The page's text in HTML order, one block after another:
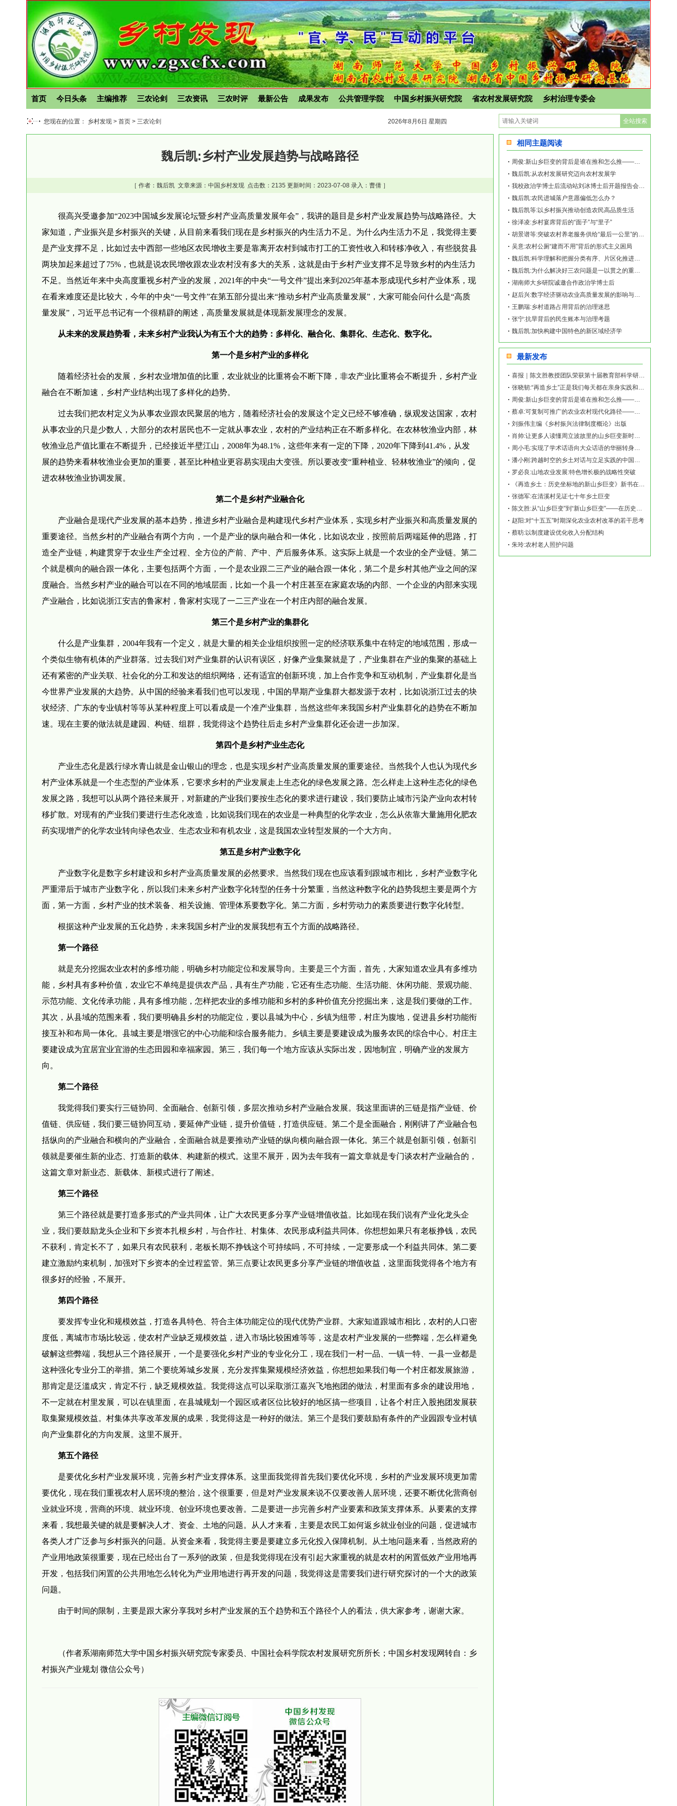
首页 今日头条 主编推荐 三农论剑 三农资讯 三农时评 最新公告 成果发布 公共管理学院 中国乡村振兴研究院 省农村发展研究院 乡村治理专委会
您现在的位置： 乡村发现 > 首页 > 三农论剑 2026年8月6日 星期四
魏后凯:乡村产业发展趋势与战略路径
［ 作者： 魏后凯 文章来源：中国乡村发现 点击数： 2135 更新时间：2023-07-08 录入：曹倩 ］
很高兴受邀参加“2023中国城乡发展论坛暨乡村产业高质量发展年会”，我讲的题目是乡村产业发展趋势与战略路径。大
家知道，产业振兴是乡村振兴的关键，从目前来看我们现在是乡村振兴的内生活力不足。为什么内生活力不足，我觉得主要
是产业支撑不足，比如过去中西部一些地区农民增收主要是靠离开农村到城市打工的工资性收入和转移净收入，有些脱贫县
两块加起来超过了75%，也就是说农民增收跟农业农村没有多大的关系，这就是由于乡村产业支撑不足导致乡村的内生活力
不足。当然近年来中央高度重视乡村产业的发展，2021年的中央“一号文件”提出来到2025年基本形成现代乡村产业体系，现
在看来难度还是比较大，今年的中央“一号文件”在第五部分提出来“推动乡村产业高质量发展”，大家可能会问什么是“高质
量发展”，习近平总书记有一个很精辟的阐述，高质量发展就是体现新发展理念的发展。
从未来的发展趋势看，未来乡村产业我认为有五个大的趋势：多样化、融合化、集群化、生态化、数字化。
第一个是乡村产业的多样化
随着经济社会的发展，乡村农业增加值的比重，农业就业的比重将会不断下降，非农产业比重将会不断提升，乡村产业
融合在不断加速，乡村产业结构出现了多样化的趋势。
过去我们把农村定义为从事农业跟农民聚居的地方，随着经济社会的发展这个定义已经不够准确，纵观发达国家，农村
从事农业的只是少数人，大部分的农村居民也不一定就从事农业，农村的产业结构正在不断多样化。在农林牧渔业内部，林
牧渔业总产值比重在不断提升，已经接近半壁江山，2008年为48.1%，这些年来有一定的下降，2020年下降到41.4%，从发
展的趋势来看林牧渔业会更加的重要，甚至比种植业更容易实现由大变强。所以要改变“重种植业、轻林牧渔业”的倾向，促
进农林牧渔业协调发展。
第二个是乡村产业融合化
产业融合是现代产业发展的基本趋势，推进乡村产业融合是构建现代乡村产业体系，实现乡村产业振兴和高质量发展的
重要途径。当然乡村的产业融合有两个方向，一个是产业的纵向融合和一体化，比如说农业，按照前后两端延伸的思路，打
造全产业链，构建贯穿于农业生产全过程、全方位的产前、产中、产后服务体系。这实际上就是一个农业的全产业链。第二
个就是横向的融合跟一体化，主要包括两个方面，一个是农业跟二三产业的融合跟一体化，第二个是乡村其他产业之间的深
度融合。当然乡村产业的融合可以在不同的地域层面，比如一个县一个村庄甚至在家庭农场的内部、一个企业的内部来实现
产业融合，比如说浙江安吉的鲁家村，鲁家村实现了一二三产业在一个村庄内部的融合发展。
第三个是乡村产业的集群化
什么是产业集群，2004年我有一个定义，就是大量的相关企业组织按照一定的经济联系集中在特定的地域范围，形成一
个类似生物有机体的产业群落。过去我们对产业集群的认识有误区，好像产业集聚就是了，产业集群在产业的集聚的基础上
还有紧密的产业关联、社会化的分工和发达的组织网络，还有适宜的创新环境，加上合作竞争和互动机制，产业集群化是当
今世界产业发展的大趋势。从中国的经验来看我们也可以发现，中国的早期产业集群大都发源于农村，比如说浙江过去的块
状经济、广东的专业镇村等等从某种程度上可以看成是一个准产业集群，当然这些年来我国乡村产业集群化的趋势在不断加
速。现在主要的做法就是建园、构链、组群，我觉得这个趋势往后走乡村产业集群化还会进一步加深。
第四个是乡村产业生态化
产业生态化是践行绿水青山就是金山银山的理念，也是实现乡村产业高质量发展的重要途径。当然我个人也认为现代乡
村产业体系就是一个生态型的产业体系，它要求乡村的产业发展走上生态化的绿色发展之路。怎么样走上这种生态化的绿色
发展之路，我想可以从两个路径来展开，对新建的产业我们要按生态化的要求进行建设，我们要防止城市污染产业向农村转
移扩散。对现有的产业我们要进行生态化改造，比如说我们现在的农业是一种典型的化学农业，怎么从依靠大量施用化肥农
药实现增产的化学农业转向绿色农业、生态农业和有机农业，这是我国农业转型发展的一个大方向。
第五是乡村产业数字化
产业数字化是数字乡村建设和乡村产业高质量发展的必然要求。当然我们现在也应该看到跟城市相比，乡村产业数字化
严重滞后于城市产业数字化，所以我们未来乡村产业数字化转型的任务十分繁重，当然这种数字化的趋势我想主要是两个方
面，第一方面，乡村产业的技术装备、相关设施、管理体系要数字化。第二方面，乡村劳动力的素质要进行数字化转型。
根据这种产业发展的五化趋势，未来我国乡村产业的发展我想有五个方面的战略路径。
第一个路径
就是充分挖掘农业农村的多维功能，明确乡村功能定位和发展导向。主要是三个方面，首先，大家知道农业具有多维功
能，乡村具有多种价值，农业它不单纯是提供农产品，具有生产功能，它还有生态功能、生活功能、休闲功能、景观功能、
示范功能、文化传承功能，具有多维功能，怎样把农业的多维功能和乡村的多种价值充分挖掘出来，这是我们要做的工作。
其次，从县域的范围来看，我们要明确县乡村的功能定位，要以县城为中心，乡镇为纽带，村庄为腹地，促进县乡村功能衔
接互补和布局一体化。县城主要是增强它的中心功能和综合服务能力。乡镇主要是要建设成为服务农民的综合中心。村庄主
要建设成为宜居宜业宜游的生态田园和幸福家园。第三，我们每一个地方应该从实际出发，因地制宜，明确产业的发展方
向。
第二个路径
我觉得我们要实行三链协同、全面融合、创新引领，多层次推动乡村产业融合发展。我这里面讲的三链是指产业链、价
值链、供应链，我们要三链协同互动，要延伸产业链，提升价值链，打造供应链。第二个是全面融合，刚刚讲了产业融合包
括纵向的产业融合和横向的产业融合，全面融合就是要推动产业链的纵向横向融合跟一体化。第三个就是创新引领，创新引
领就是要催生新的业态、打造新的载体、构建新的模式。这里不展开，因为去年我有一篇文章就是专门谈农村产业融合的，
这篇文章对新业态、新载体、新模式进行了阐述。
第三个路径
第三个路径就是要打造多形式的产业共同体，让广大农民更多分享产业链增值收益。比如现在我们说有产业化龙头企
业，我们要鼓励龙头企业和下乡资本扎根乡村，与合作社、村集体、农民形成利益共同体。你想想如果只有老板挣钱，农民
不获利，肯定长不了，如果只有农民获利，老板长期不挣钱这个可持续吗，不可持续，一定要形成一个利益共同体。第二要
建立激励约束机制，加强对下乡资本的全过程监管。第三点要让农民更多分享产业链的增值收益，这里面我觉得各个地方有
很多好的经验，不展开。
第四个路径
要发挥专业化和规模效益，打造各具特色、符合主体功能定位的现代优势产业群。大家知道跟城市相比，农村的人口密
度低，离城市市场比较远，使农村产业缺乏规模效益，进入市场比较困难等等，这是农村产业发展的一些弊端，怎么样避免
破解这些弊端，我想从三个路径展开，一个是要强化乡村产业的专业化分工，现在我们一村一品、一镇一特、一县一业都是
这种强化专业分工的举措。第二个要统筹城乡发展，充分发挥集聚规模经济效益，你想想如果我们每一个村庄都发展旅游，
那肯定是泛滥成灾，肯定不行，缺乏规模效益。我觉得这点可以采取浙江嘉兴飞地抱团的做法，村里面有多余的建设用地，
不一定就在村里发展，可以在镇里面，在县城规划一个园区或者区位比较好的地区搞一些项目，让各个村庄入股抱团发展获
取集聚规模效益。村集体共享改革发展的成果，我觉得这是一种好的做法。第三个是我们要鼓励有条件的产业园跟专业村镇
向产业集群化的方向发展。这里不展开。
第五个路径
是要优化乡村产业发展环境，完善乡村产业支撑体系。这里面我觉得首先我们要优化环境，乡村的产业发展环境更加需
要优化，现在我们重视农村人居环境的整治，这个很重要，但是对产业发展来说不仅要改善人居环境，还要不断优化营商创
业就业环境，营商的环境、就业环境、创业环境也要改善。二是要进一步完善乡村产业要素和政策支撑体系。从要素的支撑
来看，我想最关键的就是要解决人才、资金、土地的问题。从人才来看，主要是农民工如何返乡就业创业的问题，促进城市
各类人才广泛参与乡村振兴的问题。从资金来看，我觉得主要是要建立多元化投入保障机制。从土地问题来看，当然政府的
产业用地政策很重要，现在已经出台了一系列的政策，但是我觉得现在没有引起大家重视的就是农村的闲置低效产业用地再
开发，包括我们闲置的公共用地怎么转化为产业用地进行再开发的问题，我觉得这是需要我们进行研究探讨的一个大的政策
问题。
由于时间的限制，主要是跟大家分享我对乡村产业发展的五个趋势和五个路径个人的看法，供大家参考，谢谢大家。
（作者系湖南师范大学中国乡村振兴研究院专家委员、中国社会科学院农村发展研究所所长；中国乡村发现网转自：乡
村振兴产业规划 微信公众号）
相同主题阅读
周俊:新山乡巨变的背后是谁在推和怎么推——《再造乡土:历史坐标地的新山乡巨变》新
魏后凯:从农村发展研究迈向农村发展学
我校政治学博士后流动站刘冰博士后开题报告会顺利举行
魏后凯:农民进城落户意愿偏低怎么办？
魏后凯等:以乡村振兴推动创造农民高品质生活
徐泽凌:乡村宴席背后的“面子”与“里子”
吴意:农村公厕“建而不用”背后的形式主义困局
魏后凯:科学理解和把握分类有序、片区化推进乡村振兴
魏后凯:为什么解决好三农问题是一以贯之的重中之重？
湖南师大乡研院诚邀合作政治学博士后
赵后兴:数字经济驱动农业高质量发展的影响与路径研究
王鹏瑞:乡村道路占用背后的治理迷思
张宁:抗旱背后的民生账本与治理考题
魏后凯:加快构建中国特色的新区域经济学
最新发布
喜报｜陈文胜教授团队荣获第十届教育部科学研究优秀成果奖（人文社会科学）
周俊:新山乡巨变的背后是谁在推和怎么推——《再造乡土:历史坐标地的新山乡巨变》新书发
蔡卓:可复制可推广的农业农村现代化路径——《再造乡土:历史坐标地的新山乡巨变》新书发
刘振伟主编《乡村振兴法律制度概论》出版
肖帅:让更多人读懂周立波故里的山乡巨变新时代故事——《再造乡土:历史坐标地的新山乡巨
周小毛:实现了学术话语向大众话语的华丽转身——《再造乡土:历史坐标地的新山乡巨变》新
罗必良:山地农业发展:特色增长极的战略性突破
《再造乡土：历史坐标地的新山乡巨变》新书在赫山清溪村首发
张德军:在清溪村见证七十年乡土巨变
赵阳:对“十五五”时期深化农业农村改革的若干思考
蔡昉:以制度建设优化收入分配结构
朱玲:农村老人照护问题